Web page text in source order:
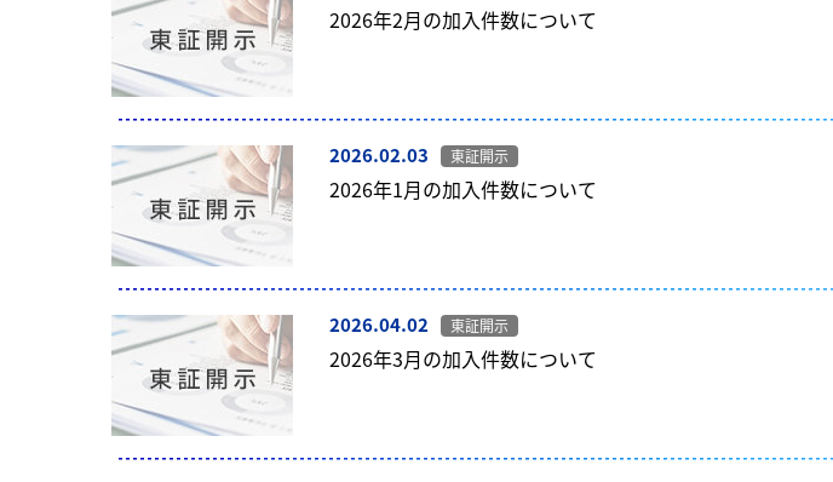
2026年2月の加入件数について
2026.02.03 東証開示
2026年1月の加入件数について
2026.04.02 東証開示
2026年3月の加入件数について